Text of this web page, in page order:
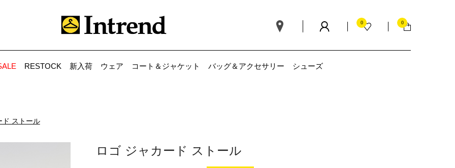
0 0
RESTOCK 新入荷 ウェア コート＆ジャケット バッグ＆アクセサリー シューズ
ド ストール
ロゴ ジャカード ストール